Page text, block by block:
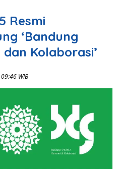
Resmi
‘Bandung
Kolaborasi’
WIB